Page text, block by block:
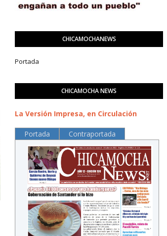
CHICAMOCHANEWS
Portada
CHICAMOCHA NEWS
La Versión Impresa, en Circulación
Portada Contraportada